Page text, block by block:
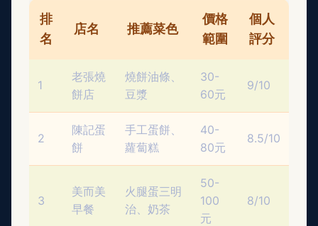
排
名
店名 推薦菜色
價格
範圍
個人
評分
1
老張燒
餅店
燒餅油條、
豆漿
30-
60元
9/10
2
陳記蛋
餅
手工蛋餅、
蘿蔔糕
40-
80元
8.5/10
3
美而美
早餐
火腿蛋三明
治、奶茶
50-
100
元
8/10